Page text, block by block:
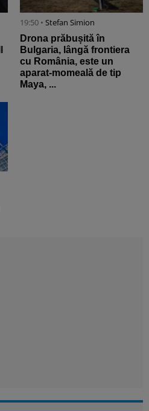
19:50 • Stefan Simion
Drona prăbușită în
Bulgaria, lângă frontiera
cu România, este un
aparat-momeală de tip
Maya, ...